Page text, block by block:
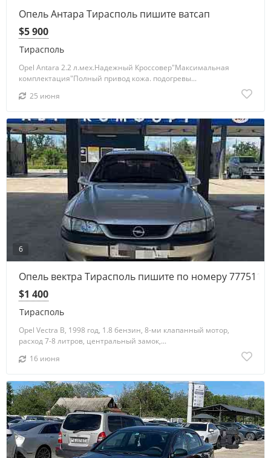
Опель Антара Тирасполь пишите ватсап
Тирасполь
$5 900
Opel Antara 2.2 л.мех.Надежный Кроссовер"Максимальная
комплектация"Полный привод кожа. подогревы...
25 июня
6
Опель вектра Тирасполь пишите по номеру
Тирасполь
$1 400
Opel Vectra B, 1998 год, 1.8 бензин, 8-ми клапанный мотор,
расход 7-8 литров, центральный замок,...
16 июня